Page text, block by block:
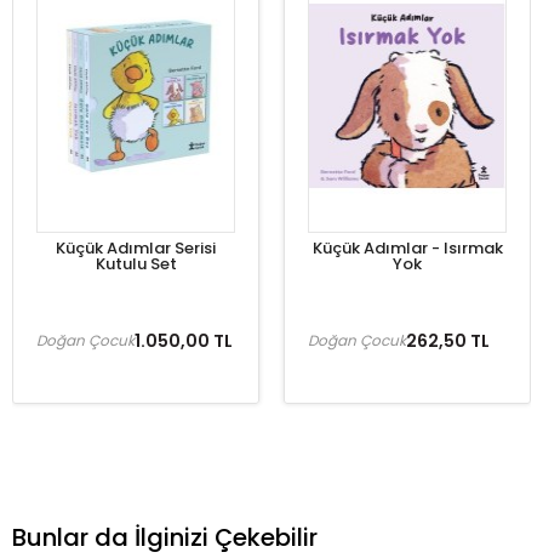
Küçük Adımlar Serisi
Kutulu Set
1.050,00 TL
Doğan Çocuk
Küçük Adımlar - Isırmak
Yok
262,50 TL
Doğan Çocuk
Bunlar da İlginizi Çekebilir